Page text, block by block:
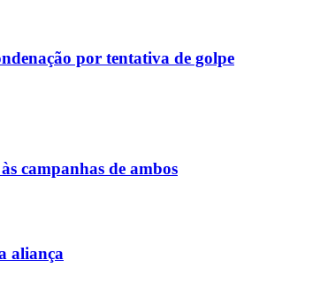
por tentativa de golpe
campanhas de ambos
aliança